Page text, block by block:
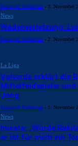
Barçawelt Redaktion - 3. November
News
Wadenverletzung:
Barçawelt Redaktion - 2. November
La Liga
Valverde erklärt die
Mittelfeldspieler
Jong
Barçawelt Redaktion - 1. November
News
Iniesta: „Würde
er ist für mich ein